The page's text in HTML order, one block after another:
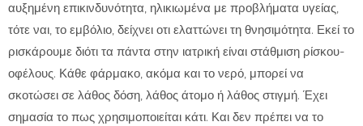
αυξημένη επικινδυνότητα, ηλικιωμένα με προβλήματα υγείας,
τότε ναι, το εμβόλιο, δείχνει οτι ελαττώνει τη θνησιμότητα. Εκεί το
ρισκάρουμε διότι τα πάντα στην ιατρική είναι στάθμιση ρίσκου-
οφέλους. Κάθε φάρμακο, ακόμα και το νερό, μπορεί να
σκοτώσει σε λάθος δόση, λάθος άτομο ή λάθος στιγμή. Έχει
σημασία το πως χρησιμοποιείται κάτι. Και δεν πρέπει να το